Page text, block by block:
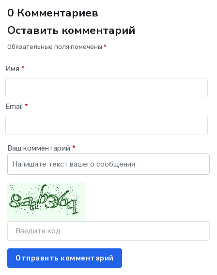
0 Комментариев
Оставить комментарий
Обязательные поля помечены *
Имя *
Email *
Ваш комментарий *
Отправить комментарий